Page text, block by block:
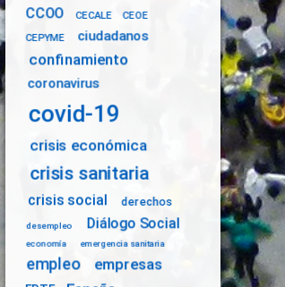
CCOO CECALE
CEOE
CEPYME
ciudadanos
confinamiento
coronavirus
covid-19
crisis económica
crisis sanitaria
crisis social derechos
desempleo Diálogo Social
economía emergencia sanitaria
empleo empresas